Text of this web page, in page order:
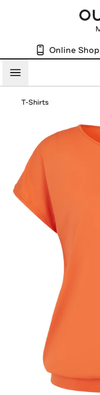
Online Shop
Menü
T-Shirts